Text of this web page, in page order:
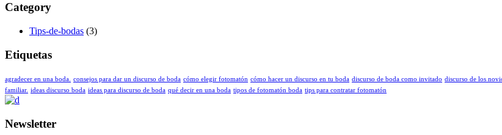
Category
Tips-de-bodas (3)
Etiquetas
agradecer en una boda. consejos para dar un discurso de boda cómo elegir fotomatón cómo hacer un discurso en tu boda discurso de boda como invitado discurso de los
familiar. ideas discurso boda ideas para discurso de boda qué decir en una boda tipos de fotomatón boda tips para contratar fotomatón
Newsletter